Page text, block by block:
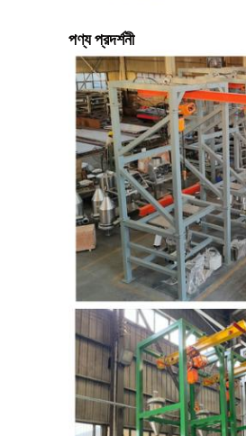
পণ্য প্রদর্শনী